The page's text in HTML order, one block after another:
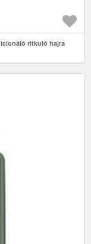
ritkuló hajra